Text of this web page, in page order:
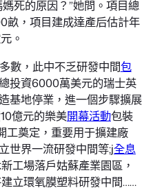
死的原因？”她問。項目總
畝，項目建成達產后估計年
。
數，此中不乏研發中間包
投資6000萬美元的瑞士英
基地停業，進一個步驟擴展
億元的樂美開幕活動包裝
工奠定，重要用于擴建廠
世界一流研發中間等;j全息
工場落戶姑蘇產業園區，
立環氧膜塑料研發中間……